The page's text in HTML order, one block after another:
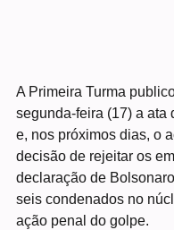
A Primeira Turma
segunda-feira (17) a ata
e, nos próximos dias, o
decisão de rejeitar os
declaração de
seis condenados no
ação penal do golpe.